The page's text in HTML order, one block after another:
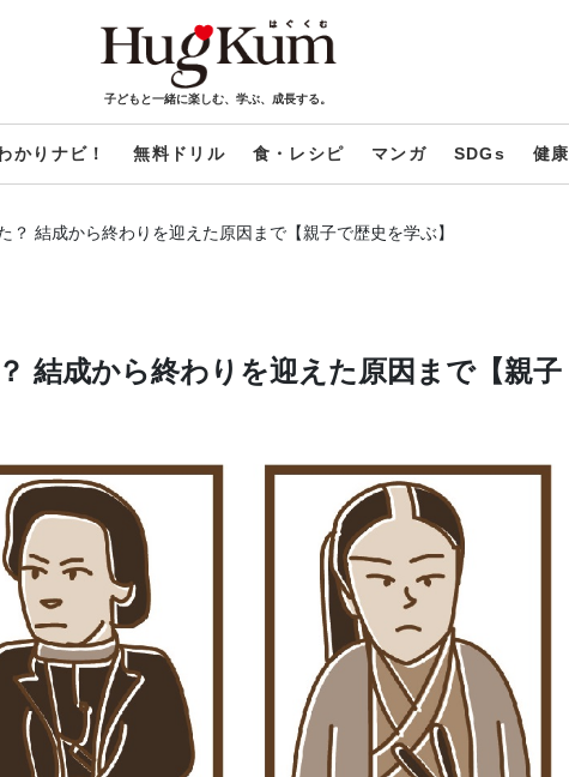
子どもと一緒に楽しむ、学ぶ、成長する。
かりナビ！ 無料ドリル 食・レシピ マンガ SDGs 健康
？ 結成から終わりを迎えた原因まで【親子で歴史を学ぶ】
結成から終わりを迎えた原因まで【親子